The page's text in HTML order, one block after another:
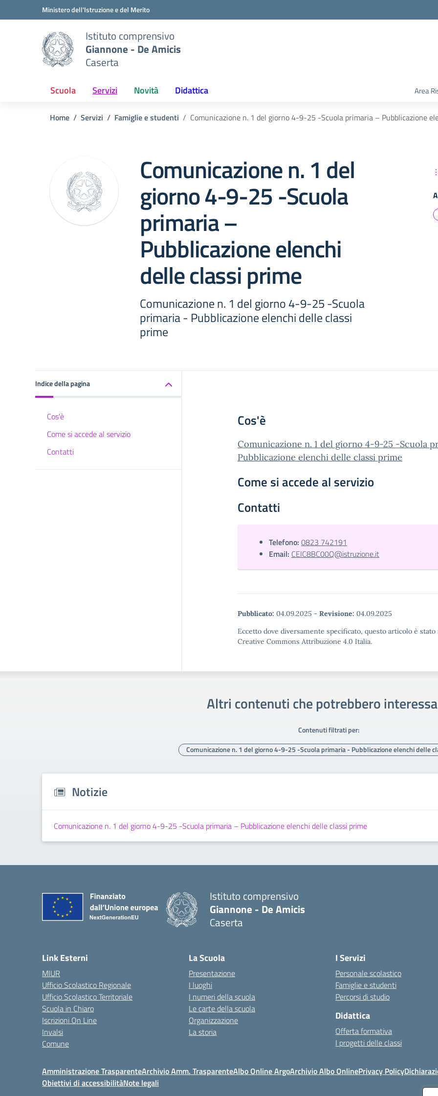
Vai ai contenuti
Vai al menu di navigazioneMinistero dell'Istruzione e del Merito
Istituto comprensivo
Giannone - De Amicis
Caserta
Scuola Servizi Novità Didattica Area
Home Servizi Famiglie e studenti Comunicazione n. 1 del giorno 4-9-25 -Scuola primaria – Pubblicazione
Comunicazione n. 1 del
giorno 4-9-25 -Scuola
primaria –
Pubblicazione elenchi
delle classi prime
Comunicazione n. 1 del giorno 4-9-25 -Scuola
primaria - Pubblicazione elenchi delle classi
prime
Indice della pagina
Cos'è
Come si accede al servizio
Contatti
Cos'è
Comunicazione n. 1 del giorno 4-9-25 -Scuola
Pubblicazione elenchi delle classi prime
Come si accede al servizio
Contatti
Telefono: 0823 742191
Email: CEIC8BC00Q@istruzione.it
Pubblicato: 04.09.2025 - Revisione: 04.09.2025
Eccetto dove diversamente specificato, questo articolo è
Creative Commons Attribuzione 4.0 Italia.
Altri contenuti che potrebbero
Contenuti filtrati per:
Comunicazione n. 1 del giorno 4-9-25 -Scuola primaria - Pubblicazione elenchi delle
Notizie
Comunicazione n. 1 del giorno 4-9-25 -Scuola primaria – Pubblicazione elenchi delle classi prime
Istituto comprensivo
Giannone - De Amicis
Caserta
Link Esterni
MIUR
Ufficio Scolastico Regionale
Ufficio Scolastico Territoriale
Scuola in Chiaro
Iscrizioni On Line
Invalsi
Comune
La Scuola
Presentazione
I luoghi
I numeri della scuola
Le carte della scuola
Organizzazione
La storia
I Servizi
Personale scolastico
Famiglie e studenti
Percorsi di studio
Didattica
Offerta formativa
I progetti delle classi
Amministrazione TrasparenteArchivio Amm. TrasparenteAlbo Online ArgoArchivio Albo OnlinePrivacy Policy
Obiettivi di accessibilitàNote legali